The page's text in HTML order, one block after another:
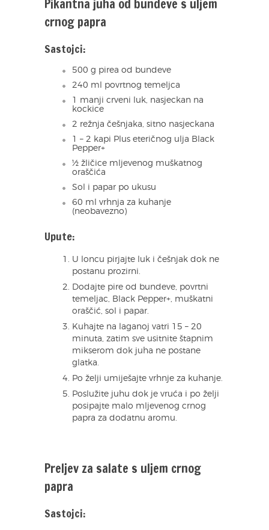
Pikantna juha od bundeve s uljem
crnog papra
Sastojci:
500 g pirea od bundeve
240 ml povrtnog temeljca
1 manji crveni luk, nasjeckan na
kockice
2 režnja češnjaka, sitno nasjeckana
1 – 2 kapi Plus eteričnog ulja Black
Pepper+
½ žličice mljevenog muškatnog
oraščića
Sol i papar po ukusu
60 ml vrhnja za kuhanje
(neobavezno)
Upute:
U loncu pirjajte luk i češnjak dok ne
postanu prozirni.
Dodajte pire od bundeve, povrtni
temeljac, Black Pepper+, muškatni
oraščić, sol i papar.
Kuhajte na laganoj vatri 15 – 20
minuta, zatim sve usitnite štapnim
mikserom dok juha ne postane
glatka.
Po želji umiješajte vrhnje za kuhanje.
Poslužite juhu dok je vruća i po želji
posipajte malo mljevenog crnog
papra za dodatnu aromu.
Preljev za salate s uljem crnog
papra
Sastojci: